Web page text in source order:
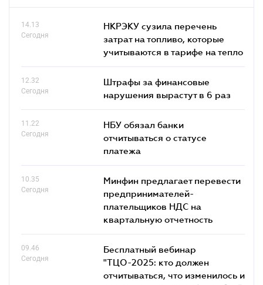
14.13
Сегодня
НКРЭКУ сузила перечень
затрат на топливо, которые
учитываются в тарифе на тепло
12.32
Сегодня
Штрафы за финансовые
нарушения вырастут в 6 раз
11.22
Сегодня
НБУ обязал банки
отчитываться о статусе
платежа
10.35
Сегодня
Минфин предлагает перевести
предпринимателей-
плательщиков НДС на
квартальную отчетность
09.46
Сегодня
Бесплатный вебинар
"ТЦО-2025: кто должен
отчитываться, что изменилось и